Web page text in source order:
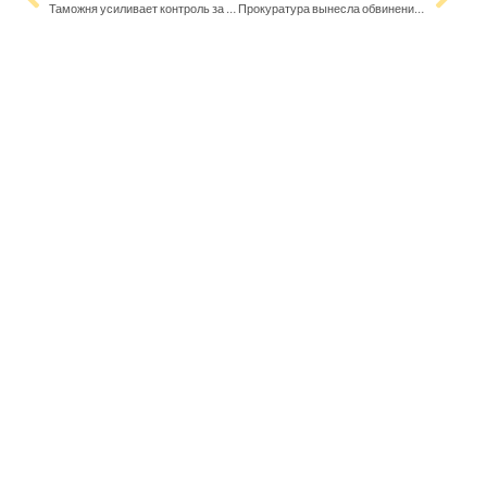
Таможня усиливает контроль за продуктами в портах Хельсинки Прокуратура вынесла обвинения по делу о повреждении морских кабелей судном российского теневого флота Eagle S